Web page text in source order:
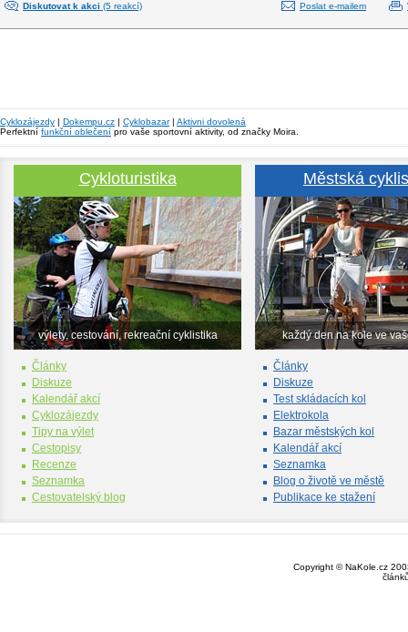
Diskutovat k akci (5 reakcí) Poslat e-mailem
Cyklozájezdy | Dokempu.cz | Cyklobazar| Aktivni dovolená
Perfektní funkční oblečení pro vaše sportovní aktivity, od značky Moira.
Cykloturistika
výlety, cestování, rekreační cyklistika
Články
Diskuze
Kalendář akcí
Cyklozájezdy
Tipy na výlet
Cestopisy
Recenze
Seznamka
Cestovatelský blog
Městská
každý den na kole ve
Články
Diskuze
Test skládacích kol
Elektrokola
Bazar městských kol
Kalendář akcí
Seznamka
Blog o životě ve městě
Publikace ke stažení
Copyright © NaKole.cz